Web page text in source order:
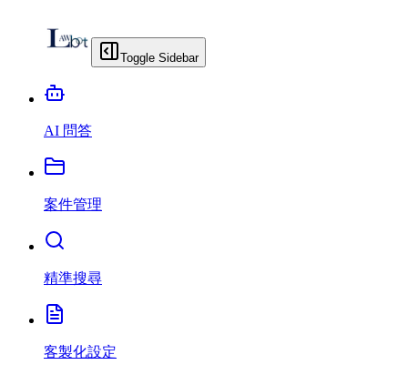
Toggle Sidebar
AI 問答
案件管理
精準搜尋
客製化設定